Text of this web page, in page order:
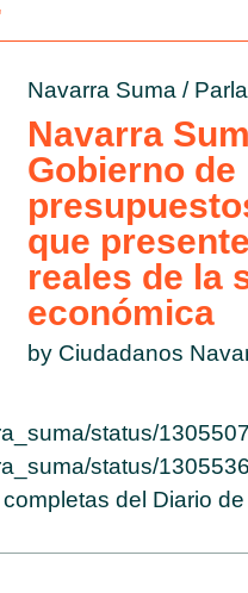
Navarra Suma /
Navarra
Gobierno
que
reales de la
económica
by Ciudadanos
status/
status/
del Diario